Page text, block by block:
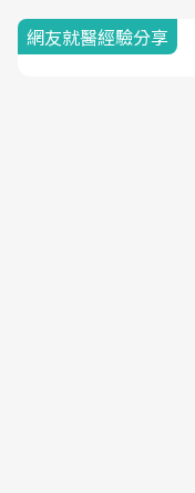
網友就醫經驗分享